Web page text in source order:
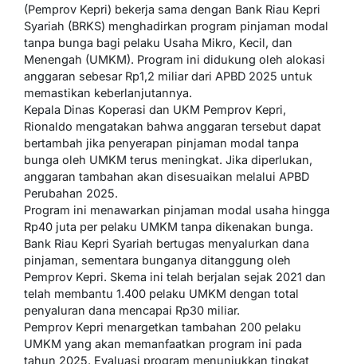
(Pemprov Kepri) bekerja sama dengan Bank Riau Kepri
Syariah (BRKS) menghadirkan program pinjaman modal
tanpa bunga bagi pelaku Usaha Mikro, Kecil, dan
Menengah (UMKM). Program ini didukung oleh alokasi
anggaran sebesar Rp1,2 miliar dari APBD 2025 untuk
memastikan keberlanjutannya.
Kepala Dinas Koperasi dan UKM Pemprov Kepri,
Rionaldo mengatakan bahwa anggaran tersebut dapat
bertambah jika penyerapan pinjaman modal tanpa
bunga oleh UMKM terus meningkat. Jika diperlukan,
anggaran tambahan akan disesuaikan melalui APBD
Perubahan 2025.
Program ini menawarkan pinjaman modal usaha hingga
Rp40 juta per pelaku UMKM tanpa dikenakan bunga.
Bank Riau Kepri Syariah bertugas menyalurkan dana
pinjaman, sementara bunganya ditanggung oleh
Pemprov Kepri. Skema ini telah berjalan sejak 2021 dan
telah membantu 1.400 pelaku UMKM dengan total
penyaluran dana mencapai Rp30 miliar.
Pemprov Kepri menargetkan tambahan 200 pelaku
UMKM yang akan memanfaatkan program ini pada
tahun 2025. Evaluasi program menunjukkan tingkat